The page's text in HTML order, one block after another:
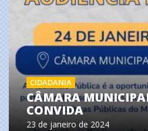
CIDADANIA
CÂMARA
CONVIDA
23 de janeiro de 2024